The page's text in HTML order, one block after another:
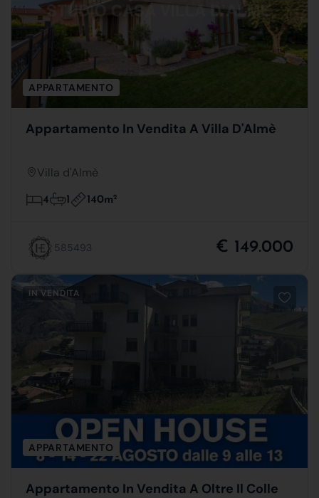
APPARTAMENTO
Appartamento In Vendita A Villa D'Almè
Villa d'Almè
4 1 140m2
585493 € 149.000
IN VENDITA
APPARTAMENTO
Appartamento In Vendita A Oltre Il Colle